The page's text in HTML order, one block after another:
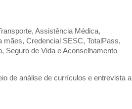
Assistência Médica,
Credencial SESC, TotalPass,
Seguro de Vida e Aconselhamento
de análise de currículos e entrevista a